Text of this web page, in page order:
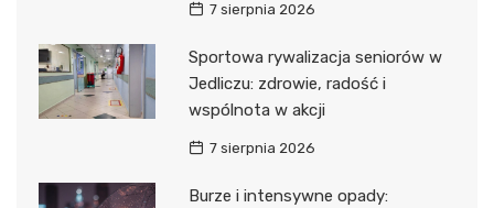
7 sierpnia 2026
Sportowa rywalizacja seniorów w
Jedliczu: zdrowie, radość i
wspólnota w akcji
7 sierpnia 2026
Burze i intensywne opady: